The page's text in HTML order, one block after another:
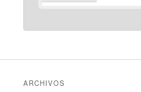
ARCHIVOS